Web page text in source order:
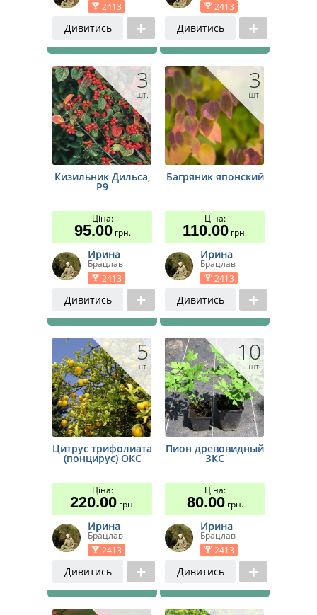
2413
Дивитись
2413
Дивитись
3
шт.
Кизильник Дильса,
Р9
Ціна:
95.00грн.
Ирина
Брацлав
2413
Дивитись
3
шт.
Багряник японский
Ціна:
110.00 грн.
Ирина
Брацлав
2413
Дивитись
5
шт.
Цитрус трифолиата
(понцирус) ОКС
Ціна:
220.00грн.
Ирина
Брацлав
2413
Дивитись
10
шт.
Пион древовидный
ЗКС
Ціна:
80.00грн.
Ирина
Брацлав
2413
Дивитись